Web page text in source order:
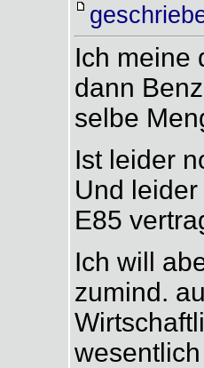
Ich meine
dann
selbe
Ist leider
Und
E85
Ich will
zumind.